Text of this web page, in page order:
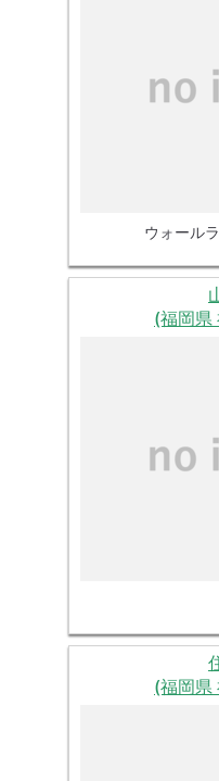
ウォール
(福岡県
(福岡県